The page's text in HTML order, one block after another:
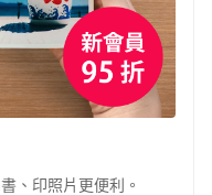
、印照片更便利。